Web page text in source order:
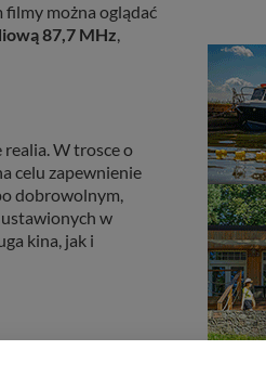
można oglądać
87,7 MHz,
W trosce o
celu zapewnienie
dobrowolnym,
w
kina, jak i